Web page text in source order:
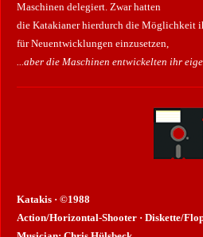
Maschinen delegiert. Zwar hatten
die Katakianer hierdurch die Möglichkeit
für Neuentwicklungen einzusetzen,
...aber die Maschinen entwickelten ihr
Katakis · ©1988
Action/Horizontal-Shooter · Diskette/